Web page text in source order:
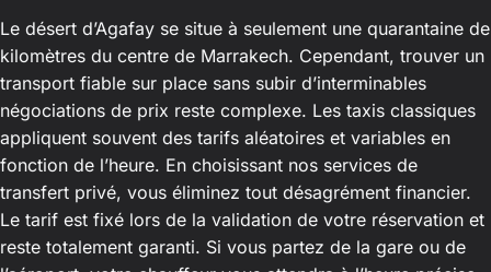
Le désert d’Agafay se situe à seulement une quarantaine de
kilomètres du centre de Marrakech. Cependant, trouver un
transport fiable sur place sans subir d’interminables
négociations de prix reste complexe. Les taxis classiques
appliquent souvent des tarifs aléatoires et variables en
fonction de l’heure. En choisissant nos services de
transfert privé, vous éliminez tout désagrément financier.
Le tarif est fixé lors de la validation de votre réservation et
reste totalement garanti. Si vous partez de la gare ou de